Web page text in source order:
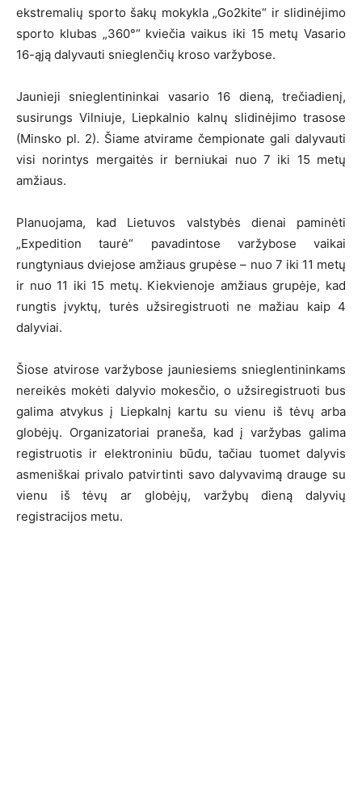
ekstremalių sporto šakų mokykla „Go2kite“ ir slidinėjimo
sporto klubas „360°“ kviečia vaikus iki 15 metų Vasario
16-ąją dalyvauti snieglenčių kroso varžybose.
Jaunieji snieglentininkai vasario 16 dieną, trečiadienį,
susirungs Vilniuje, Liepkalnio kalnų slidinėjimo trasose
(Minsko pl. 2). Šiame atvirame čempionate gali dalyvauti
visi norintys mergaitės ir berniukai nuo 7 iki 15 metų
amžiaus.
Planuojama, kad Lietuvos valstybės dienai paminėti
„Expedition taurė“ pavadintose varžybose vaikai
rungtyniaus dviejose amžiaus grupėse – nuo 7 iki 11 metų
ir nuo 11 iki 15 metų. Kiekvienoje amžiaus grupėje, kad
rungtis įvyktų, turės užsiregistruoti ne mažiau kaip 4
dalyviai.
Šiose atvirose varžybose jauniesiems snieglentininkams
nereikės mokėti dalyvio mokesčio, o užsiregistruoti bus
galima atvykus į Liepkalnį kartu su vienu iš tėvų arba
globėjų. Organizatoriai praneša, kad į varžybas galima
registruotis ir elektroniniu būdu, tačiau tuomet dalyvis
asmeniškai privalo patvirtinti savo dalyvavimą drauge su
vienu iš tėvų ar globėjų, varžybų dieną dalyvių
registracijos metu.